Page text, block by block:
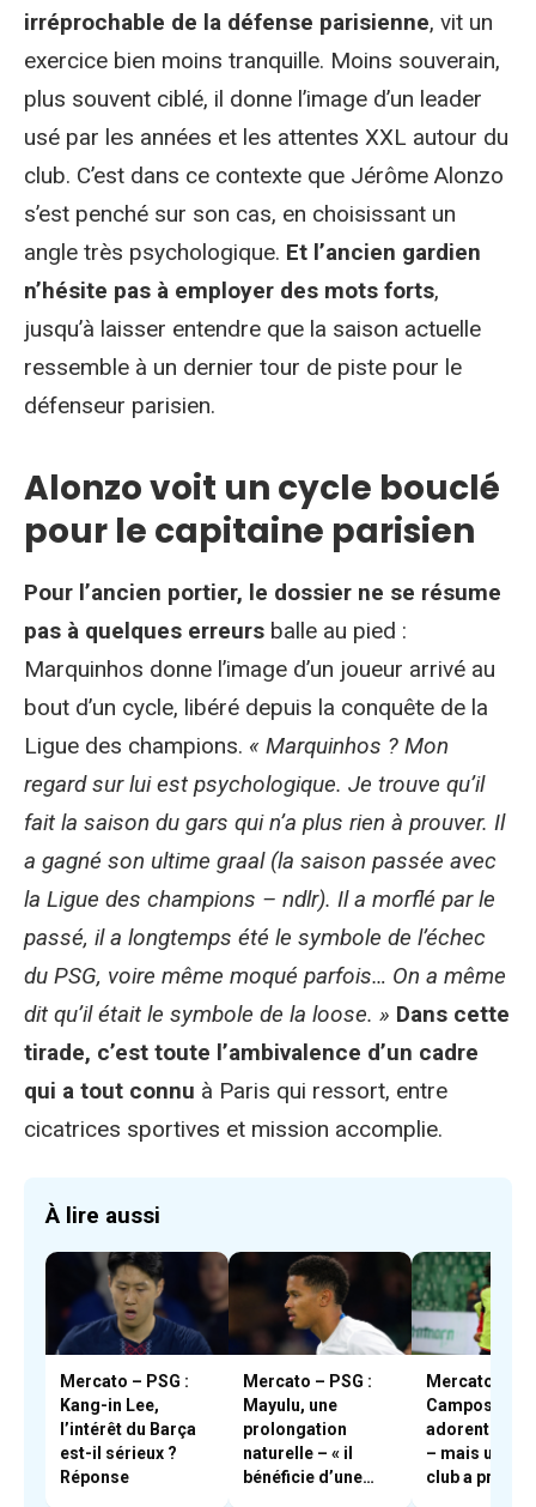
irréprochable de la défense parisienne, vit un
exercice bien moins tranquille. Moins souverain,
plus souvent ciblé, il donne l’image d’un leader
usé par les années et les attentes XXL autour du
club. C’est dans ce contexte que Jérôme Alonzo
s’est penché sur son cas, en choisissant un
angle très psychologique. Et l’ancien gardien
n’hésite pas à employer des mots forts,
jusqu’à laisser entendre que la saison actuelle
ressemble à un dernier tour de piste pour le
défenseur parisien.
Alonzo voit un cycle bouclé
pour le capitaine parisien
Pour l’ancien portier, le dossier ne se résume
pas à quelques erreurs balle au pied :
Marquinhos donne l’image d’un joueur arrivé au
bout d’un cycle, libéré depuis la conquête de la
Ligue des champions. « Marquinhos ? Mon
regard sur lui est psychologique. Je trouve qu’il
fait la saison du gars qui n’a plus rien à prouver. Il
a gagné son ultime graal (la saison passée avec
la Ligue des champions – ndlr). Il a morflé par le
passé, il a longtemps été le symbole de l’échec
du PSG, voire même moqué parfois… On a même
dit qu’il était le symbole de la loose. » Dans cette
tirade, c’est toute l’ambivalence d’un cadre
qui a tout connu à Paris qui ressort, entre
cicatrices sportives et mission accomplie.
À lire aussi
Mercato – PSG :
Kang-in Lee,
l’intérêt du Barça
est-il sérieux ?
Réponse
Mercato – PSG :
Mayulu, une
prolongation
naturelle – « il
bénéficie d’une
Mercato –
Campos et
adorent
– mais un
club a pris les